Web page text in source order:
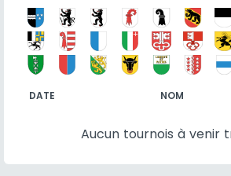
DATE NOM
Aucun tournois à venir